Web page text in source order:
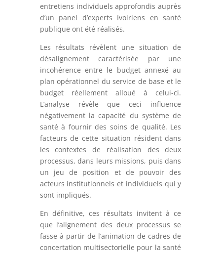
entretiens individuels approfondis auprès
d’un panel d’experts Ivoiriens en santé
publique ont été réalisés.
Les résultats révèlent une situation de
désalignement caractérisée par une
incohérence entre le budget annexé au
plan opérationnel du service de base et le
budget réellement alloué à celui-ci.
L’analyse révèle que ceci influence
négativement la capacité du système de
santé à fournir des soins de qualité. Les
facteurs de cette situation résident dans
les contextes de réalisation des deux
processus, dans leurs missions, puis dans
un jeu de position et de pouvoir des
acteurs institutionnels et individuels qui y
sont impliqués.
En définitive, ces résultats invitent à ce
que l’alignement des deux processus se
fasse à partir de l’animation de cadres de
concertation multisectorielle pour la santé